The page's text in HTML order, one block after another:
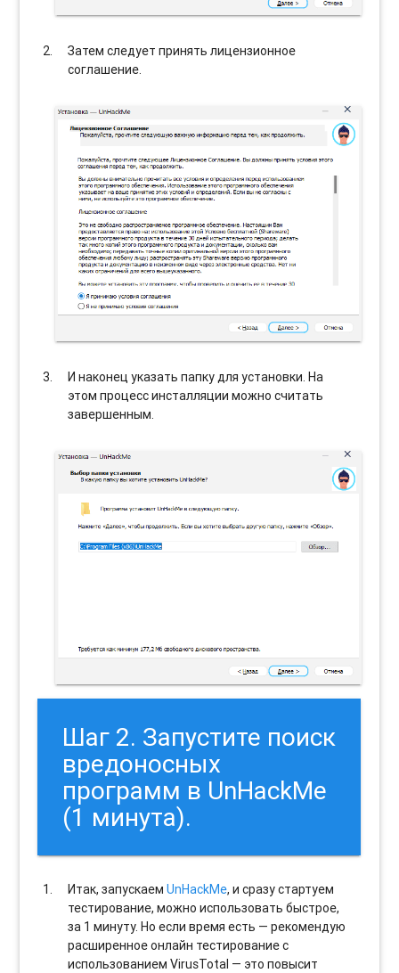
Затем следует принять лицензионное
соглашение.
И наконец указать папку для установки. На
этом процесс инсталляции можно считать
завершенным.
Шаг 2. Запустите поиск
вредоносных
программ в UnHackMe
(1 минута).
Итак, запускаемUnHackMe, и сразу стартуем
тестирование, можно использовать быстрое,
за 1 минуту. Но если время есть — рекомендую
расширенное онлайн тестирование с
использованием VirusTotal — это повысит